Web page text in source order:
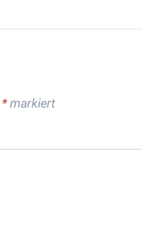
*markiert